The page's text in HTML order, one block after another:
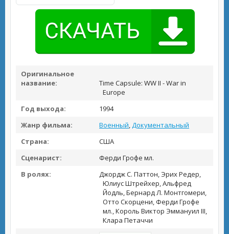
Оригинальное
название:
Time Capsule: WW II - War in
Europe
Год выхода:
1994
Жанр фильма:
Военный,Документальный
Страна:
США
Сценарист:
Ферди Грофе мл.
В ролях:
Джордж С. Паттон, Эрих Редер,
Юлиус Штрейхер, Альфред
Йодль, Бернард Л. Монтгомери,
Отто Скорцени, Ферди Грофе
мл., Король Виктор Эммануил III,
Клара Петаччи